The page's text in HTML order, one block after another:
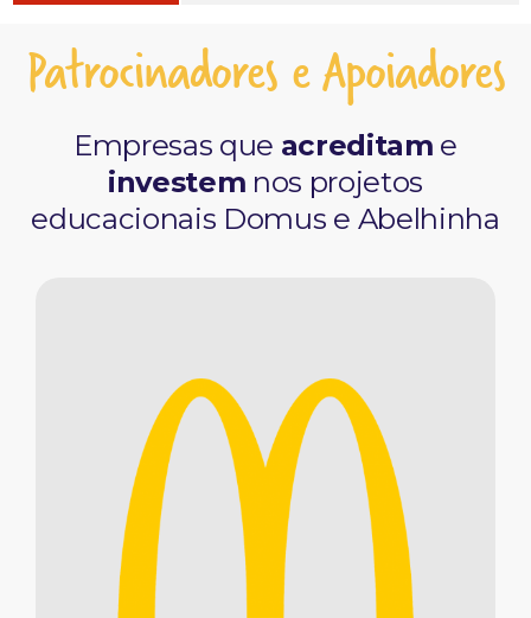
Patrocinadores e Apoiadores
Empresas que acreditam e
investem nos projetos
educacionais Domus e Abelhinha